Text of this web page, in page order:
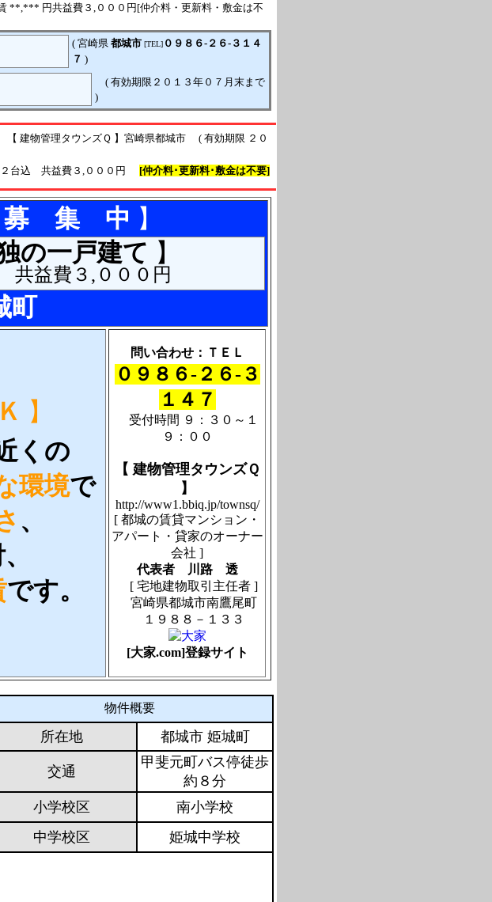
**,*** 円共益費３,０００円[仲介料・更新料・敷金は不
( 宮崎県 都城市 [TEL] ０９８６-２６-３１４
７ )
( 有効期限２０１３年０７月末まで
)
ズＱ 】宮崎県都城市 ( 有効期限 ２０
台込 共益費３,０００円 [仲介料･更新料･敷金は不要]
集 中 】
一戸建て 】
益費３,０００円
町
】
くの
環境で
、
です。
問い合わせ：ＴＥＬ
０９８６-２６-３
１４７
受付時間 ９：３０～１
９：００
【 建物管理タウンズＱ
】
http://www1.bbiq.jp/townsq/
[ 都城の賃貸マンション・
アパート・貸家のオーナー
会社 ]
代表者 川路 透
[ 宅地建物取引主任者 ]
宮崎県都城市南鷹尾町
１９８８－１３３
[大家.com]登録サイト
物件概要
所在地 都城市 姫城町
交通
甲斐元町バス停徒歩
約８分
小学校区
南小学校
中学校区
姫城中学校